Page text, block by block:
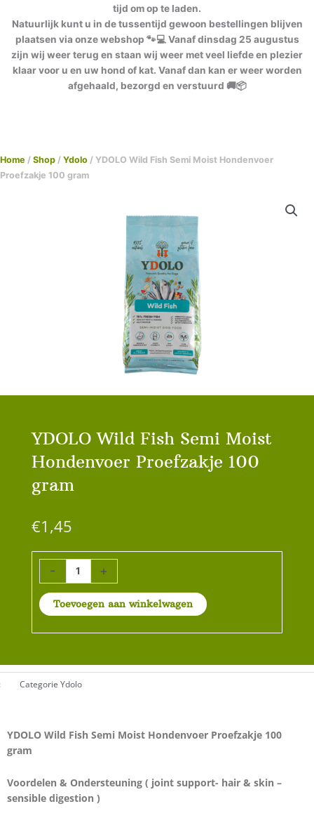
tijd om op te laden.
Natuurlijk kunt u in de tussentijd gewoon bestellingen blijven
plaatsen via onze webshop 🐾💻 Vanaf dinsdag 25 augustus
zijn wij weer terug en staan wij weer met veel liefde en plezier
klaar voor u en uw hond of kat. Vanaf dan kan er weer worden
afgehaald, bezorgd en verstuurd 🚚📦
Home / Shop / Ydolo / YDOLO Wild Fish Semi Moist Hondenvoer
Proefzakje 100 gram
YDOLO Wild Fish Semi Moist
Hondenvoer Proefzakje 100
gram
€1,45
-
YDOLO
Wild
Semi
Hondenvoer
100
gram
+
Toevoegen aan winkelwagen
Categorie Ydolo
YDOLO Wild Fish Semi Moist Hondenvoer Proefzakje 100
gram
Voordelen & Ondersteuning ( joint support- hair & skin –
sensible digestion )